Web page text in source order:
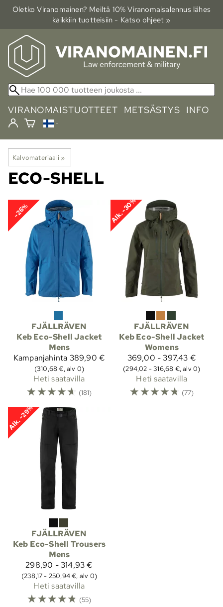
Oletko Viranomainen? Meiltä 10% Viranomais­alennus lähes
kaikkiin tuotteisiin - Katso ohjeet »
VIRANOMAISTUOTTEET METSÄSTYS INFO
Kalvomateriaali ‪»
ECO-SHELL
-26%
FJÄLLRÄVEN
Keb Eco-Shell Jacket
Mens
Kampanjahinta 389,90 €
(310,68 €, alv 0)
Heti saatavilla
☆☆☆☆☆ (181)
Alk. -30%
FJÄLLRÄVEN
Keb Eco-Shell Jacket
Womens
369,00 - 397,43 €
(294,02 - 316,68 €, alv 0)
Heti saatavilla
☆☆☆☆☆ (77)
Alk. -29%
FJÄLLRÄVEN
Keb Eco-Shell Trousers
Mens
298,90 - 314,93 €
(238,17 - 250,94 €, alv 0)
Heti saatavilla
☆☆☆☆☆ (55)